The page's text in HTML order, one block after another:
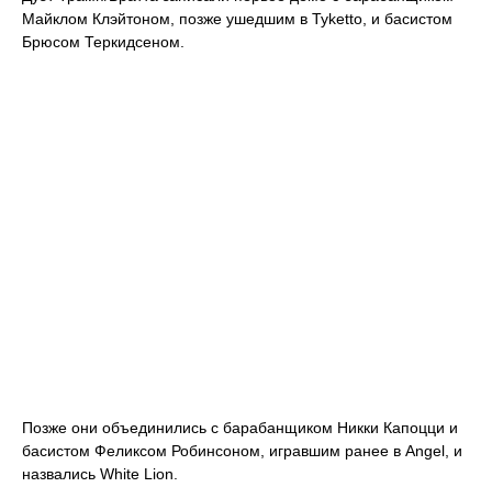
Майклом Клэйтоном, позже ушедшим в Tyketto, и басистом
Брюсом Теркидсеном.
Позже они объединились с барабанщиком Никки Капоцци и
басистом Феликсом Робинсоном, игравшим ранее в Angel, и
назвались White Lion.